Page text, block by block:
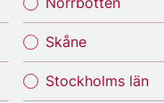
Skåne
Stockholms län